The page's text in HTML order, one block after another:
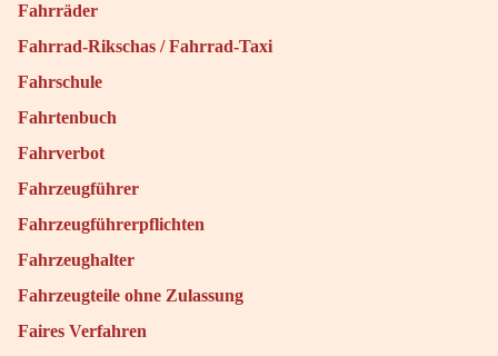
Fahrräder
Fahrrad-Rikschas / Fahrrad-Taxi
Fahrschule
Fahrtenbuch
Fahrverbot
Fahrzeugführer
Fahrzeugführerpflichten
Fahrzeughalter
Fahrzeugteile ohne Zulassung
Faires Verfahren